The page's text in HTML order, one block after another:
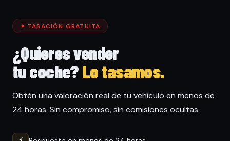
✦ TASACIÓN GRATUITA
¿Quieres vender
tu coche?Lo tasamos.
Obtén una valoración real de tu vehículo en menos de
24 horas. Sin compromiso, sin comisiones ocultas.